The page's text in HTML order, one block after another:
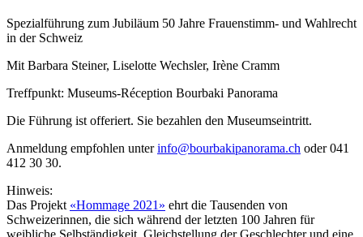
Spezialführung zum Jubiläum 50 Jahre Frauenstimm- und Wahlrecht
in der Schweiz
Mit Barbara Steiner, Liselotte Wechsler, Irène Cramm
Treffpunkt: Museums-Réception Bourbaki Panorama
Die Führung ist offeriert. Sie bezahlen den Museumseintritt.
Anmeldung empfohlen unterinfo@bourbakipanorama.ch oder 041
412 30 30.
Hinweis:
Das Projekt «Hommage 2021» ehrt die Tausenden von
Schweizerinnen, die sich während der letzten 100 Jahren für
weibliche Selbständigkeit, Gleichstellung der Geschlechter und eine